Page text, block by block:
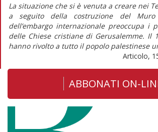
La situazione che si è venuta a creare nei
a seguito della costruzione del
dell’embargo internazionale preoccupa i
delle Chiese cristiane di Gerusalemme. Il
hanno rivolto a tutto il popolo palestinese
Articolo,
ABBONATI ON-